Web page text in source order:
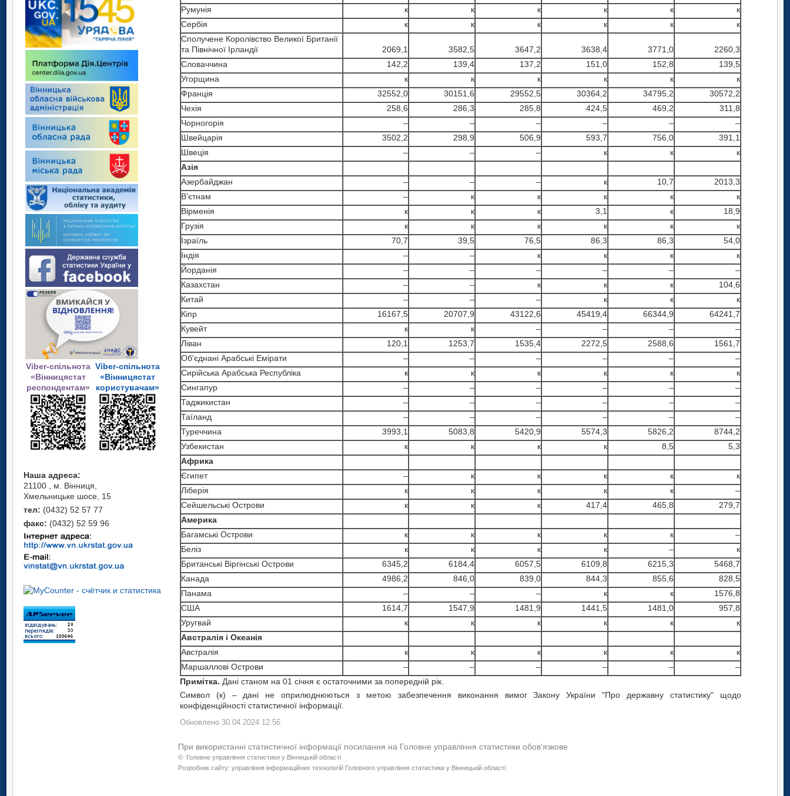
Viber-спільнота
«Вінницястат
респондентам»
Viber-спільнота
«Вінницястат
користувачам»
Наша адреса:
21100 , м. Вінниця,
Хмельницьке шосе, 15
тел: (0432) 52 57 77
факс: (0432) 52 59 96
Румунія
к к к к к
к
Сербія
к к к к к
к
Сполучене Королівство Великої Британії
та Північної Ірландії
2069,1 3582,5 3647,2 3638,4 3771,0
2260,3
Словаччина
142,2 139,4 137,2 151,0 152,8
139,5
Угорщина
к к к к к
к
Франція
32552,0 30151,6 29552,5 30364,2 34795,2
30572,2
Чехія
258,6 286,3 285,8 424,5 469,2
311,8
Чорногорія
– – – – –
–
Швейцарія
3502,2 298,9 506,9 593,7 756,0
391,1
Швеція
– – – к к
к
Азія
Азербайджан
– – – к 10,7
2013,3
В'єтнам
– к к к к
к
Вірменія
к к к 3,1 к
18,9
Грузія
к к к к к
к
Iзраїль
70,7 39,5 76,5 86,3 86,3
54,0
Iндія
– – к к к
к
Йорданія
– – – – –
–
Казахстан
– – к к к
104,6
Китай
– – – к к
к
Кіпр
16167,5 20707,9 43122,6 45419,4 66344,9
64241,7
Кувейт
к к – – –
–
Ліван
120,1 1253,7 1535,4 2272,5 2588,6
1561,7
Oб'єднані Арабські Емірати
– – – – –
–
Сирійська Арабська Республіка
к к к к к
к
Сингапур
– – – – –
–
Таджикистан
– – – – –
–
Таїланд
– – – – –
–
Туреччина
3993,1 5083,8 5420,9 5574,3 5826,2
8744,2
Узбекистан
к к к к 8,5
5,3
Африка
Єгипет
– к к к к
к
Ліберія
к к к к к
–
Сейшельські Острови
к к к 417,4 465,8
279,7
Америка
Багамські Острови
к к к к к
–
Беліз
к к к к –
к
Британські Віргінські Острови
6345,2 6184,4 6057,5 6109,8 6215,3
5468,7
Канада
4986,2 846,0 839,0 844,3 855,6
828,5
Панама
– – – к к
1576,8
США
1614,7 1547,9 1481,9 1441,5 1481,0
957,8
Уругвай
к к к к к
к
Австралія і Океанія
Австралія
к к к к к
к
Маршаллові Острови
– – – – –
–
Примітка. Дані станом на 01 січня є остаточними за попередній рік.
Символ (к) – дані не оприлюднюються з метою забезпечення виконання вимог Закону України "Про державну статистику" щодо
конфіденційності статистичної інформації.
Обновлено 30.04.2024 12:56
При використанні статистичної інформації посилання на Головне управління статистики обов'язкове
© Головне управління статистики у Вінницькій області
Розробник сайту: управління інформаційних технологій Головного управління статистики у Вінницькій області